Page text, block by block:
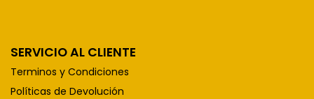
SERVICIO AL CLIENTE
Terminos y Condiciones
Políticas de Devolución